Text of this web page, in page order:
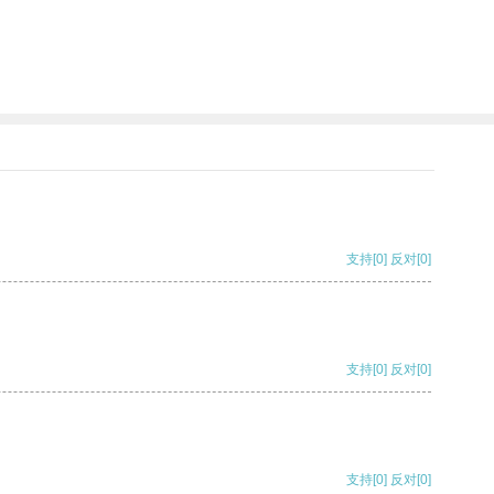
支持[0] 反对[0]
支持[0] 反对[0]
支持[0] 反对[0]